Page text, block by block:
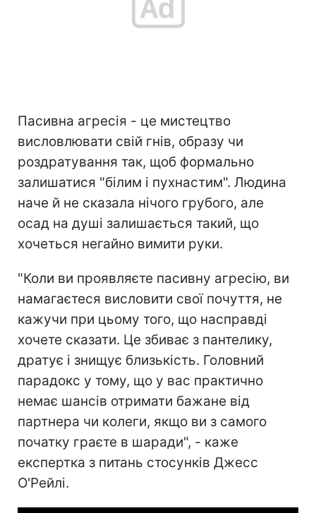
Пасивна агресія - це мистецтво
висловлювати свій гнів, образу чи
роздратування так, щоб формально
залишатися "білим і пухнастим". Людина
наче й не сказала нічого грубого, але
осад на душі залишається такий, що
хочеться негайно вимити руки.
"Коли ви проявляєте пасивну агресію, ви
намагаєтеся висловити свої почуття, не
кажучи при цьому того, що насправді
хочете сказати. Це збиває з пантелику,
дратує і знищує близькість. Головний
парадокс у тому, що у вас практично
немає шансів отримати бажане від
партнера чи колеги, якщо ви з самого
початку граєте в шаради", - каже
експертка з питань стосунків Джесс
О'Рейлі.